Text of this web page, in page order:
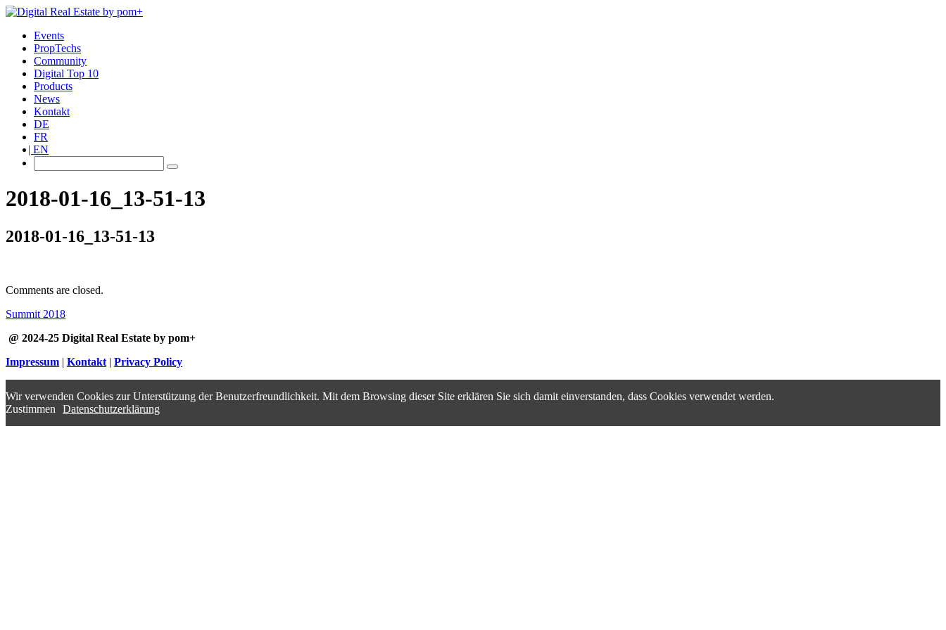
Events
PropTechs
Community
Digital Top 10
Products
News
Kontakt
DE
FR
EN
2018-01-16_13-51-13
2018-01-16_13-51-13
Comments are closed.
Summit 2018
@ 2024-25 Digital Real Estate by pom+
Impressum | Kontakt | Privacy Policy
Wir verwenden Cookies zur Unterstützung der Benutzerfreundlichkeit. Mit dem Browsing dieser Site erklären Sie sich damit einverstanden, dass Cookies verwendet werden.
Zustimmen
Datenschutzerklärung